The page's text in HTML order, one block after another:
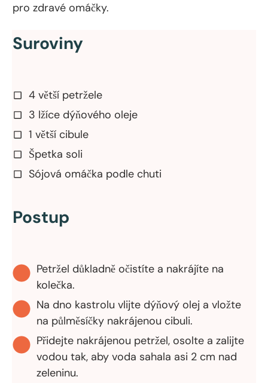
pro zdravé omáčky.
Suroviny
4 větší petržele
3 lžíce dýňového oleje
1 větší cibule
Špetka soli
Sójová omáčka podle chuti
Postup
Petržel důkladně očistíte a nakrájíte na
kolečka.
Na dno kastrolu vlijte dýňový olej a vložte
na půlměsíčky nakrájenou cibuli.
Přidejte nakrájenou petržel, osolte a zalijte
vodou tak, aby voda sahala asi 2 cm nad
zeleninu.